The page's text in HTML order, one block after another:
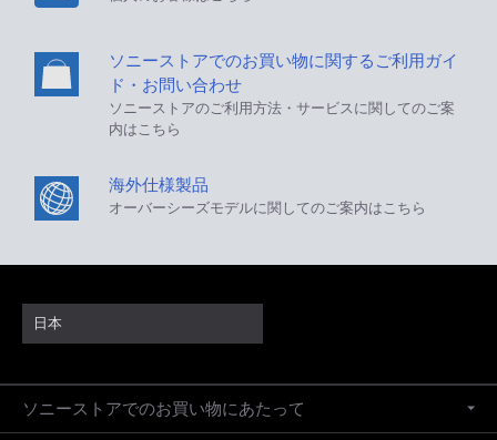
ソニーストアでのお買い物に関するご利用ガイ
ド・お問い合わせ
ソニーストアのご利用方法・サービスに関してのご案
内はこちら
海外仕様製品
オーバーシーズモデルに関してのご案内はこちら
日本
ソニーストアでのお買い物にあたって